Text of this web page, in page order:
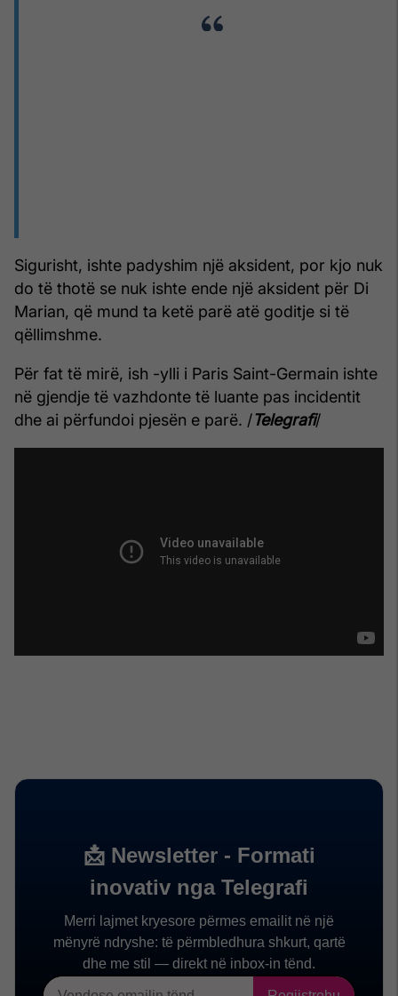
Sigurisht, ishte padyshim një aksident, por kjo nuk
do të thotë se nuk ishte ende një aksident për Di
Marian, që mund ta ketë parë atë goditje si të
qëllimshme.
Për fat të mirë, ish -ylli i Paris Saint-Germain ishte
në gjendje të vazhdonte të luante pas incidentit
dhe ai përfundoi pjesën e parë. /Telegrafi/